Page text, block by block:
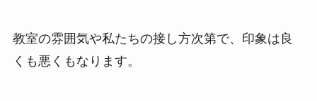
教室の雰囲気や私たちの接し方次第で、印象は良
くも悪くもなります。